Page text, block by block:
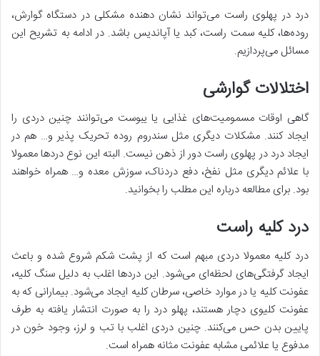
درد در پهلوی راست می‌تواند نشان دهنده مشکلی در دستگاه گوارش،
روده‌ها، کلیه سمت راست، کبد یا آپاندیس باشد. در ادامه به تشریح این
مسائل می‌پردازیم.
اختلالات گوارشی
گاهی اوقات مسمومیت‌های غذایی یا یبوست می‌توانند چنین دردی را
ایجاد کنند. مشکلات دیگری مثل سندروم روده تحریک پذیر و… هم در
ایجاد درد در پهلوی راست دور از ذهن نیست. البته این نوع دردها معمولا
با علائم دیگری مثل نفخ، دفع دردناک، سوزش معده و… همراه خواهند
بود. برای مطالعه درباره این مطلب را بخوانید.
درد کلیه راست
درد کلیه معمولا دردی مبهم است که از پشت شکم شروع شده و باعث
ایجاد گرفتگی‌های لحظه‌ای می‌شود. این دردها اغلب به دلیل سنگ کلیه،
عفونت کلیه یا در موارد خاصی، سرطان کلیه ایجاد می‌شود. بیمارانی که به
عفونت کلیوی دچار هستند، پهلو درد را به صورت انتشار یافته به طرف
پایین بدن حس می‌کنند. چنین دردی اغلب با تب و لرز، وجود خون در
مدفوع یا علائمی مشابه عفونت مثانه همراه است.